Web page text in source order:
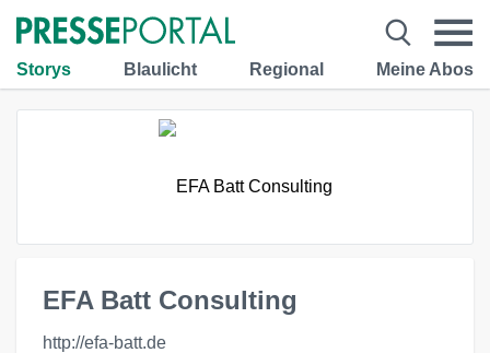
Storys Blaulicht Regional Meine Abos
EFA Batt Consulting
http://efa-batt.de